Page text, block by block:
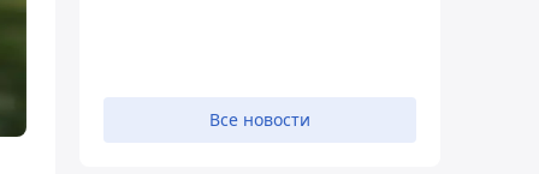
Все новости